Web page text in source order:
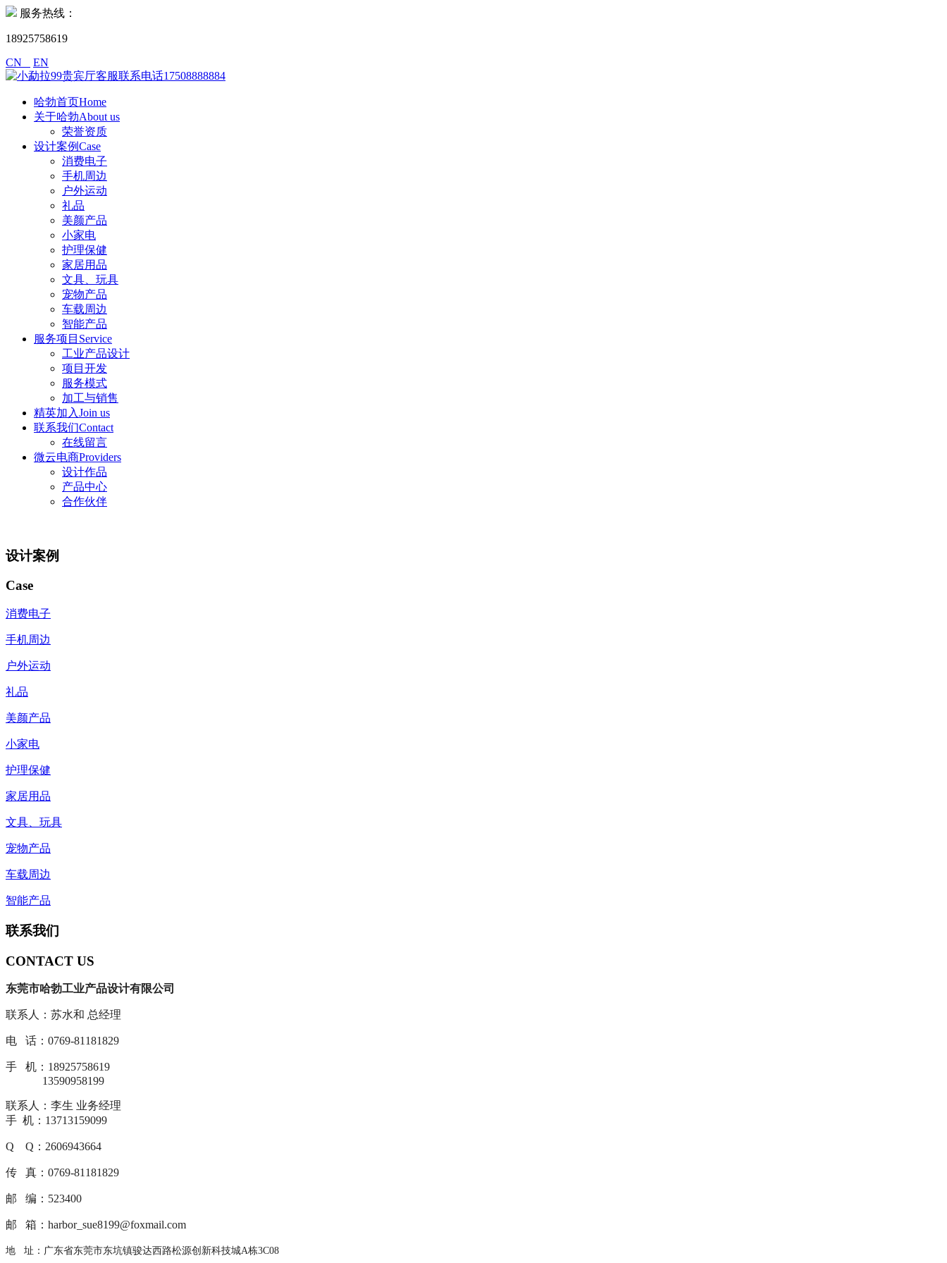
服务热线：
18925758619
CN
EN
哈勃首页Home
关于哈勃About us
荣誉资质
设计案例Case
消费电子
手机周边
户外运动
礼品
美颜产品
小家电
护理保健
家居用品
文具、玩具
宠物产品
车载周边
智能产品
服务项目Service
工业产品设计
项目开发
服务模式
加工与销售
精英加入Join us
联系我们Contact
在线留言
微云电商Providers
设计作品
产品中心
合作伙伴
设计案例
Case
消费电子
手机周边
户外运动
礼品
美颜产品
小家电
护理保健
家居用品
文具、玩具
宠物产品
车载周边
智能产品
联系我们
CONTACT US
东莞市哈勃工业产品设计有限公司
联系人：苏水和 总经理
电 话：0769-81181829
手 机：18925758619
13590958199
联系人：李生 业务经理
手 机：13713159099
Q Q：2606943664
传 真：0769-81181829
邮 编：523400
邮 箱：harbor_sue8199@foxmail.com
地 址：广东省东莞市东坑镇骏达西路松源创新科技城A栋3C08